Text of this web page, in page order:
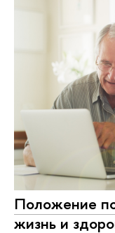
Положение
жизнь и